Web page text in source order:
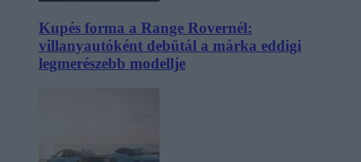
Kupés forma a Range Rovernél:
villanyautóként debütál a márka eddigi
legmerészebb modellje